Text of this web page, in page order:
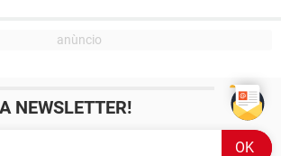
NEWSLETTER!